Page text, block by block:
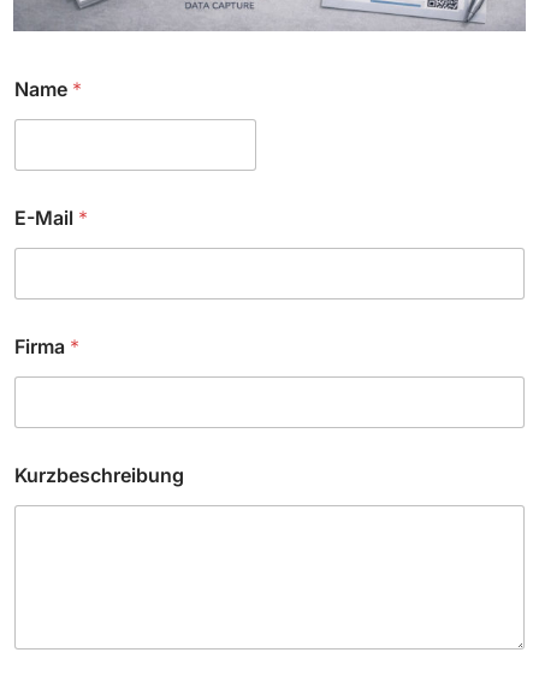
Name *
E-Mail *
a
m
Firma *
Kurzbeschreibung